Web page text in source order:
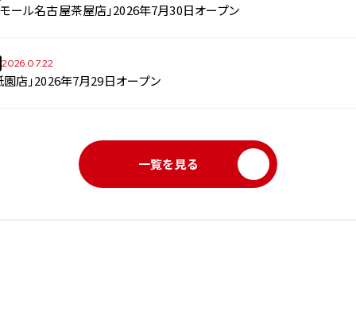
ール名古屋茶屋店」2026年7月30日オープン
2026.07.22
店」2026年7月29日オープン
一覧を見る